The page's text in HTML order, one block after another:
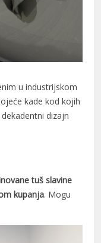
u industrijskom
kade kod kojih
dizajn
tuš slavine
kupanja. Mogu